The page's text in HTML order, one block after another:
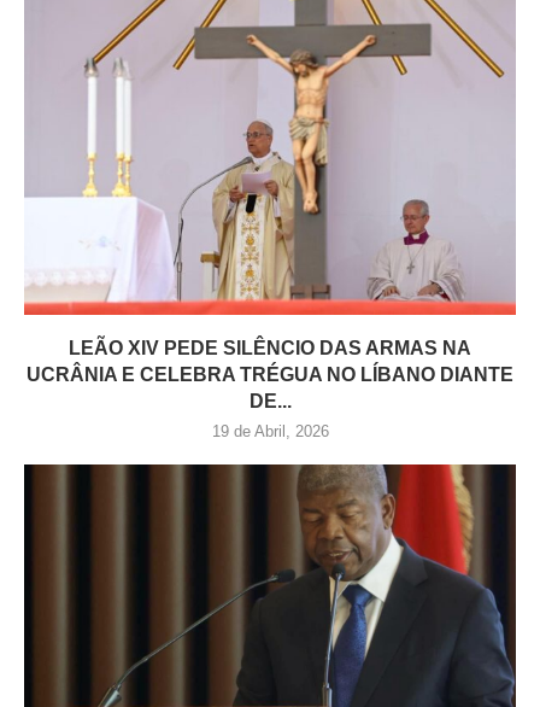
LEÃO XIV PEDE SILÊNCIO DAS ARMAS NA
UCRÂNIA E CELEBRA TRÉGUA NO LÍBANO DIANTE
DE...
19 de Abril, 2026